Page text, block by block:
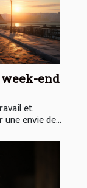
end
et
envie de...